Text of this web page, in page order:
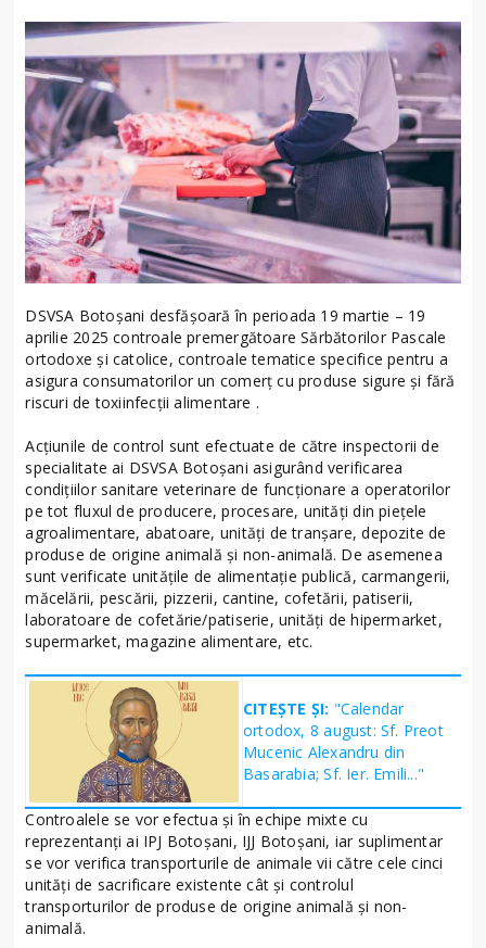
DSVSA Botoșani desfășoară în perioada 19 martie – 19
aprilie 2025 controale premergătoare Sărbătorilor Pascale
ortodoxe și catolice, controale tematice specifice pentru a
asigura consumatorilor un comerț cu produse sigure și fără
riscuri de toxiinfecții alimentare .
Acțiunile de control sunt efectuate de către inspectorii de
specialitate ai DSVSA Botoșani asigurând verificarea
condițiilor sanitare veterinare de funcționare a operatorilor
pe tot fluxul de producere, procesare, unități din piețele
agroalimentare, abatoare, unități de tranșare, depozite de
produse de origine animală și non-animală. De asemenea
sunt verificate unitățile de alimentație publică, carmangerii,
măcelării, pescării, pizzerii, cantine, cofetării, patiserii,
laboratoare de cofetărie/patiserie, unități de hipermarket,
supermarket, magazine alimentare, etc.
CITEȘTE ȘI: "Calendar
ortodox, 8 august: Sf. Preot
Mucenic Alexandru din
Basarabia; Sf. Ier. Emili..."
Controalele se vor efectua și în echipe mixte cu
reprezentanți ai IPJ Botoșani, IJJ Botoșani, iar suplimentar
se vor verifica transporturile de animale vii către cele cinci
unități de sacrificare existente cât și controlul
transporturilor de produse de origine animală și non-
animală.